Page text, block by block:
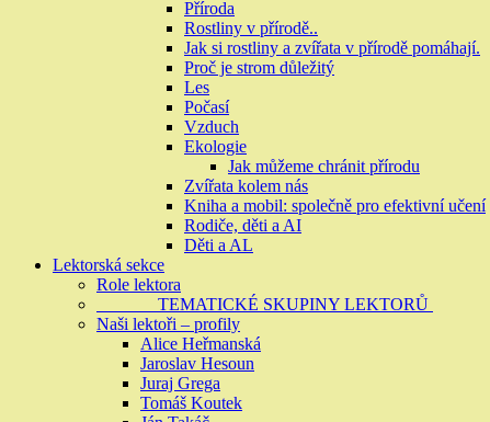
Příroda
Rostliny v přírodě..
Jak si rostliny a zvířata v přírodě pomáhají.
Proč je strom důležitý
Les
Počasí
Vzduch
Ekologie
Jak můžeme chránit přírodu
Zvířata kolem nás
Kniha a mobil: společně pro efektivní učení
Rodiče, děti a AI
Děti a AL
Lektorská sekce
Role lektora
TEMATICKÉ SKUPINY LEKTORŮ
Naši lektoři – profily
Alice Heřmanská
Jaroslav Hesoun
Juraj Grega
Tomáš Koutek